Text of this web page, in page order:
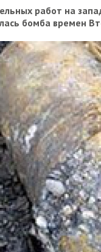
работ на
бомба времен